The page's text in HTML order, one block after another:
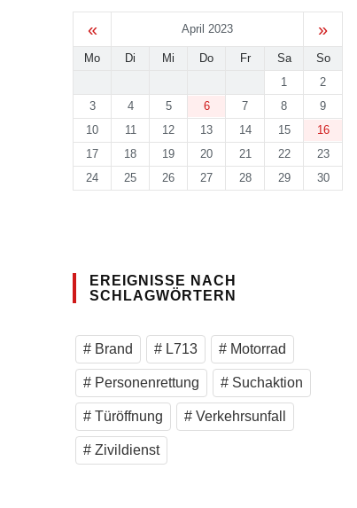
« April 2023 »
Mo Di Mi Do Fr Sa
So
1
2
3
4 5 6 7 8
9
10
11 12 13 14 15
16
17
18 19 20 21 22
23
24
25 26 27 28 29 30
EREIGNISSE NACH
SCHLAGWÖRTERN
Brand L713 Motorrad
Personenrettung Suchaktion
Türöffnung Verkehrsunfall
Zivildienst